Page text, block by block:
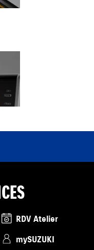
RDV Atelier
mySUZUKI